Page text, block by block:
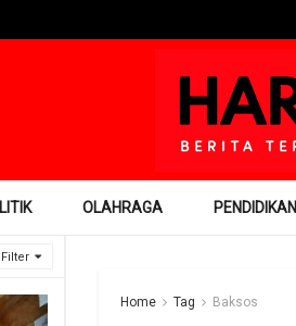
Filter
OLAHRAGA PENDIDIKAN
Home Tag Baksos